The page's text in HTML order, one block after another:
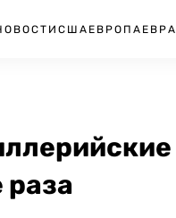
США ЕВРОПА